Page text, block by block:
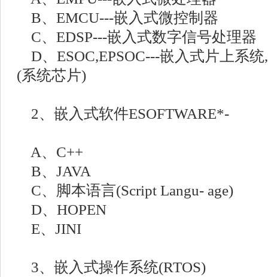
B、EMCU---嵌入式微控制器
C、EDSP---嵌入式数字信号处理器
D、ESOC,EPSOC---嵌入式片上系
(系统芯片)
2、嵌入式软件ESOFTWARE*-
A、C++
B、JAVA
C、脚本语言(Script Langu- age)
D、HOPEN
E、JINI
3、嵌入式操作系统(RTOS)